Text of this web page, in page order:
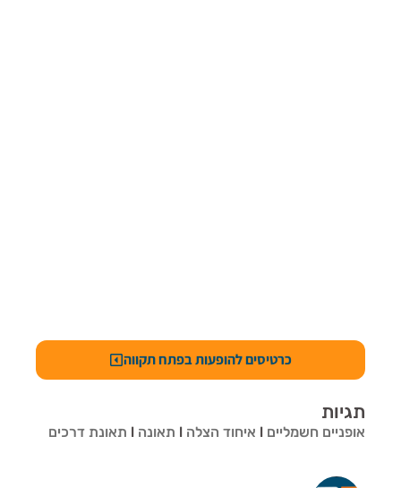
כרטיסים להופעות בפתח תקווה
תגיות
אופניים חשמליים איחוד הצלה תאונה תאונת דרכים